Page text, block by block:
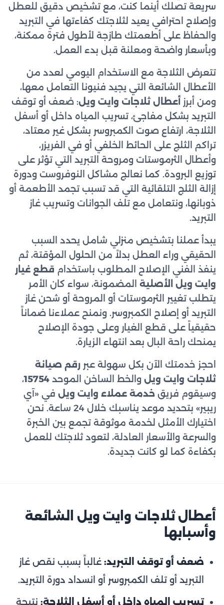
سريعة تصلك أينما كنت، مع تشخيص دقيق للعطل
وإصلاح احترافي يعيد لثلاجتك كفاءتها في التبريد
والحفاظ على أطعمتك طازجة لأطول فترة ممكنة،
وبأسعار واضحة ومعلنة قبل بدء العمل.
تتعرض الثلاجة مع الاستخدام اليومي لعدد من
الأعطال الشائعة التي يجيد فنيونا التعامل معها،
ومن أبرز أعطال ثلاجات وايت ويل: ضعف أو توقف
التبريد بشكل مفاجئ، تسريب المياه داخل أو أسفل
الثلاجة، ارتفاع صوت الكمبروسر بشكل غير معتاد،
تراكم الثلج على الحائط الخلفي أو في الفريزر،
وأعطال الثرموستات ومروحة التبريد التي تؤثر على
توزيع البرودة. كما نعالج مشاكل النوفروست ودورة
إزالة الثلج التلقائية التي قد تسبب تجمد الأطعمة أو
ذوبانها، ونتعامل مع تلف الجوانات وتسريب غاز
التبريد.
يبدأ عملنا بتشخيص منزلي شامل يحدد السبب
الحقيقي وراء العطل بدلاً من الحلول المؤقتة، ثم
ينفذ الفني الإصلاح المطلوب باستخدام قطع غيار
وايت ويل الأصلية المضمونة، سواء كان الأمر
يتطلب تغيير الثرموستات أو المروحة أو شحن غاز
التبريد أو إصلاح الكمبروسر. ونمنح عملاءنا ضماناً
حقيقياً على قطع الغيار وعلى جودة الإصلاح
يمنحك راحة البال بعد انتهاء الزيارة.
احجز خدمتك الآن بكل سهولة عبر رقم صيانة
ثلاجات وايت ويل والخط الساخن الموحد 15754،
وسيقوم فريق خدمة عملاء وايت ويل في «آي
ريبير» بتحديد موعد يناسبك خلال 24 ساعة. نحن
اختيارك الأمثل لخدمة موثوقة تجمع بين الخبرة
والسرعة والأسعار العادلة، لتعود ثلاجتك للعمل
بكفاءة كما لو كانت جديدة.
أعطال ثلاجات وايت ويل الشائعة
وأسبابها
ضعف أو توقف التبريد: غالباً بسبب نقص غاز
التبريد أو تلف الكمبروسر أو انسداد دورة التبريد.
تسريب المياه داخل أو أسفل الثلاجة: نتيجة